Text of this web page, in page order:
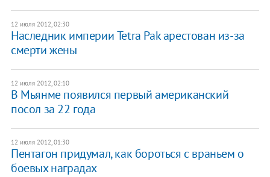
12 июля 2012, 02:30
Наследник империи Tetra Pak арестован из-за
смерти жены
12 июля 2012, 02:10
В Мьянмe появился первый американский
посол за 22 года
12 июля 2012, 01:30
Пентагон придумал, как бороться с враньем о
боевых наградах